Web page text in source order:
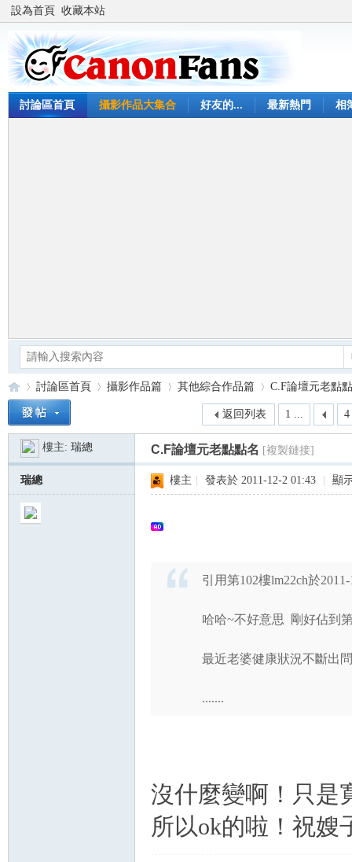
設為首頁 收藏本站
討論區首頁 攝影作品大集合 好友的... 最新熱門 相
»
討論區首頁
›
攝影作品篇
›
其他綜合作品篇
›
C.F論壇元老點
1 ... 4
返回列表
樓主: 瑞總 C.F論壇元老點點名 [複製鏈接]
瑞總 樓主 發表於 2011-12-2 01:43 顯
引用第102樓lm22ch於
哈哈~不好意思 剛好佔到
最近老婆健康狀況不斷出
.......
沒什麼變啊！只是
所以ok的啦！祝嫂